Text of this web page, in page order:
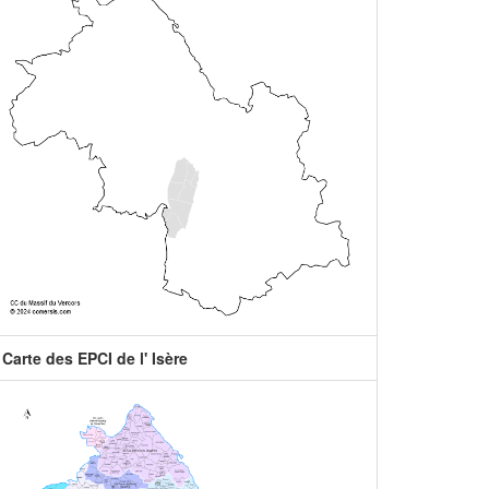
Carte des EPCI de l' Isère